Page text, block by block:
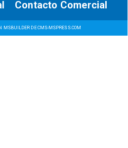
MSBUILDER DE CMS-MSPRESS.COM
Contacto Comercial